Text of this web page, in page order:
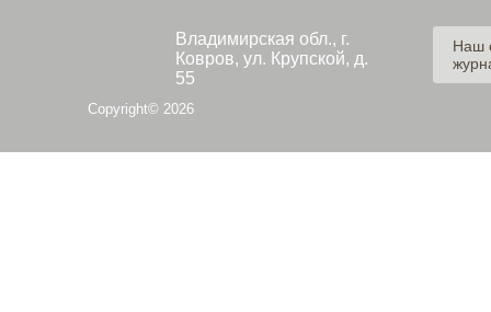
Владимирская обл., г.
Ковров, ул. Крупской, д.
55
Copyright© 2026
Наш